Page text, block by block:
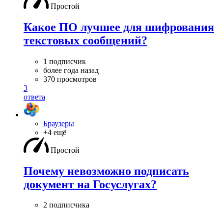
Простой
Какое ПО лучшее для шифрования
текстовых сообщений?
1 подписчик
более года назад
370 просмотров
3
ответа
Браузеры
+4 ещё
Простой
Почему невозможно подписать
документ на Госуслугах?
2 подписчика